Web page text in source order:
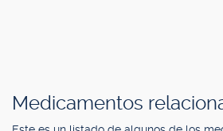
Medicamentos